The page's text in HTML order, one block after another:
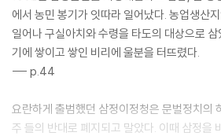
에서 농민 봉기가 잇따라 일어났다. 농업생산
일어나 구실아치와 수령을 타도의 대상으로
기에 쌓이고 쌓인 비리에 울분을 터뜨렸다.
--- p.44
요란하게 출범했던 삼정이정청은 문벌정치의
주 들의 반대로 폐지되고 말았다. 이때 삼정을